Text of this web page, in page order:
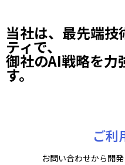
当社は、最先端技
ティで、
御社のAI戦略を力
す。
ご利
お問い合わせから開